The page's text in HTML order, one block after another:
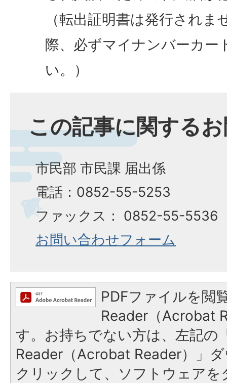
（転出証明書は発行され
際、必ずマイナンバーカー
い。）
この記事に関する
市民部 市民課 届出係
電話：0852-55-5253
ファックス： 0852-55-5536
お問い合わせフォーム
PDFファイルを閲
Reader（Acrobat
す。お持ちでない方は、左記の
Reader（Acrobat Reader）」
クリックして、ソフトウェア